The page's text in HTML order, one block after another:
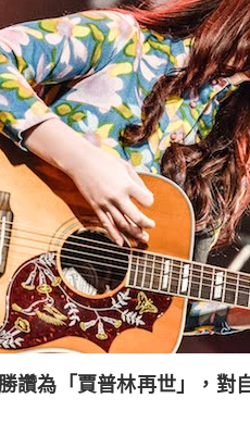
讚為「賈普林再世」，對